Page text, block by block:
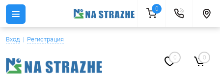
Вход Регистрация
0 0
0